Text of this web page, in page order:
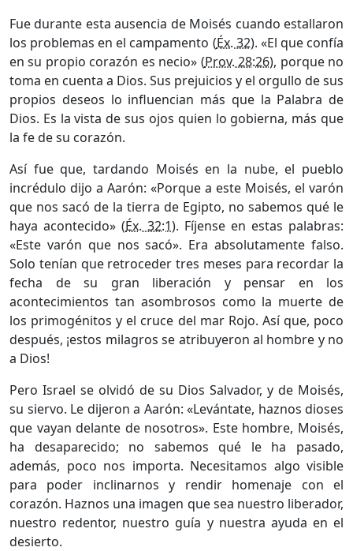
Fue durante esta ausencia de Moisés cuando estallaron
los problemas en el campamento (Éx. 32). «El que confía
en su propio corazón es necio» (Prov. 28:26), porque no
toma en cuenta a Dios. Sus prejuicios y el orgullo de sus
propios deseos lo influencian más que la Palabra de
Dios. Es la vista de sus ojos quien lo gobierna, más que
la fe de su corazón.
Así fue que, tardando Moisés en la nube, el pueblo
incrédulo dijo a Aarón: «Porque a este Moisés, el varón
que nos sacó de la tierra de Egipto, no sabemos qué le
haya acontecido» (Éx. 32:1). Fíjense en estas palabras:
«Este varón que nos sacó». Era absolutamente falso.
Solo tenían que retroceder tres meses para recordar la
fecha de su gran liberación y pensar en los
acontecimientos tan asombrosos como la muerte de
los primogénitos y el cruce del mar Rojo. Así que, poco
después, ¡estos milagros se atribuyeron al hombre y no
a Dios!
Pero Israel se olvidó de su Dios Salvador, y de Moisés,
su siervo. Le dijeron a Aarón: «Levántate, haznos dioses
que vayan delante de nosotros». Este hombre, Moisés,
ha desaparecido; no sabemos qué le ha pasado,
además, poco nos importa. Necesitamos algo visible
para poder inclinarnos y rendir homenaje con el
corazón. Haznos una imagen que sea nuestro liberador,
nuestro redentor, nuestro guía y nuestra ayuda en el
desierto.